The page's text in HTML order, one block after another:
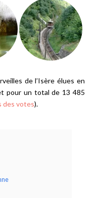
de l’Isère élues en
pour un total de 13 485
des votes).